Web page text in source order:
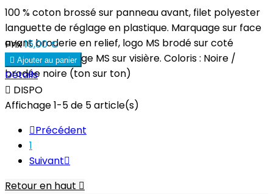
100 % coton brossé sur panneau avant, filet polyester
languette de réglage en plastique. Marquage sur face
avant broderie en relief, logo MS brodé sur coté
gauche marquage MS sur visière. Coloris : Noire /
brodée noire (ton sur ton)
Prix15,00 €
 Ajouter au panier
Détails
 DISPO
Affichage 1-5 de 5 article(s)
Précédent
1
Suivant
Retour en haut 